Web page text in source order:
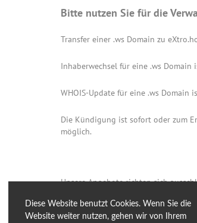
Diese Website benutzt Cookies. Wenn Sie die
Website weiter nutzen, gehen wir von Ihrem
Bitte nutzen Sie für die
Transfer einer .ws Domain zu
Inhaberwechsel für eine .ws Domain
WHOIS-Update für eine .ws Domain
Die Kündigung ist sofort oder zum
möglich.
Unsere Angebote richten sich
Alle Preise verstehen sich inkl. 19 %